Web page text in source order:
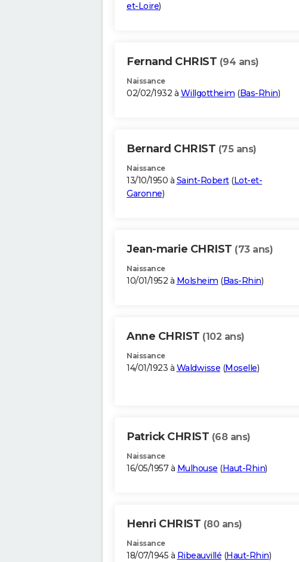
et-Loire)
Fernand CHRIST (94 ans)
Naissance
02/02/1932 à Willgottheim (Bas-Rhin)
Bernard CHRIST (75 ans)
Naissance
13/10/1950 à Saint-Robert(Lot-et-
Garonne)
Jean-marie CHRIST (73 ans)
Naissance
10/01/1952 à Molsheim (Bas-Rhin)
Anne CHRIST (102 ans)
Naissance
14/01/1923 à Waldwisse (Moselle)
Patrick CHRIST (68 ans)
Naissance
16/05/1957 à Mulhouse (Haut-Rhin)
Henri CHRIST (80 ans)
Naissance
18/07/1945 à Ribeauvillé (Haut-Rhin)